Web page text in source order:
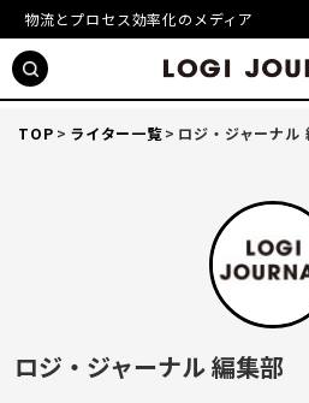
物流とプロセス効率化のメディア
TOP ライター一覧 ロジ・ジャーナル
ロジ・ジャーナル 編集部